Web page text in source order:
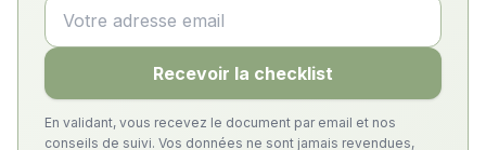
Recevoir la checklist
En validant, vous recevez le document par email et nos
conseils de suivi. Vos données ne sont jamais revendues,